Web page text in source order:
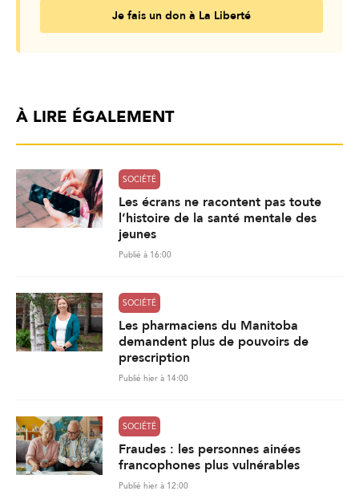
Je fais un don à La Liberté
À LIRE ÉGALEMENT
SOCIÉTÉ
Les écrans ne racontent pas toute
l’histoire de la santé mentale des
jeunes
Publié à 16:00
SOCIÉTÉ
Les pharmaciens du Manitoba
demandent plus de pouvoirs de
prescription
Publié hier à 14:00
SOCIÉTÉ
Fraudes : les personnes ainées
francophones plus vulnérables
Publié hier à 12:00